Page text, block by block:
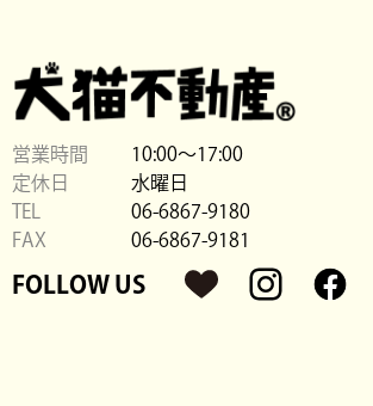
営業時間
10:00〜17:00
定休日
水曜日
TEL
06-6867-9180
FAX
06-6867-9181
FOLLOW US